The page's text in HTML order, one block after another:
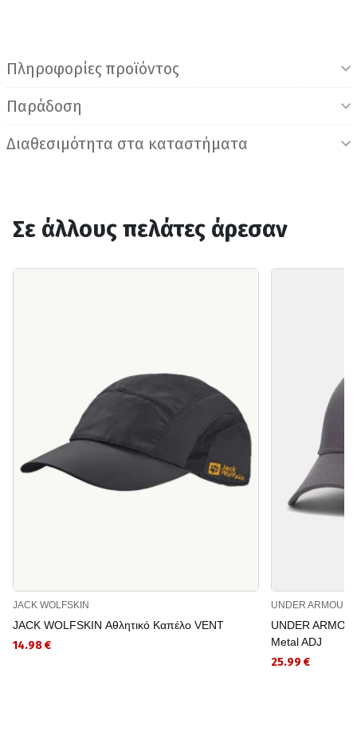
Πληροφορίες προϊόντος
Παράδοση
Διαθεσιμότητα στα καταστήματα
Σε άλλους πελάτες άρεσαν
JACK WOLFSKIN
JACK WOLFSKIN Αθλητικό Καπέλο VENT
14.98 €
UNDER ARMOUR
UNDER
Metal ADJ
25.99 €